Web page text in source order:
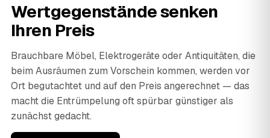
Wertgegenstände senken
Ihren Preis
Brauchbare Möbel, Elektrogeräte oder Antiquitäten, die
beim Ausräumen zum Vorschein kommen, werden vor
Ort begutachtet und auf den Preis angerechnet — das
macht die Entrümpelung oft spürbar günstiger als
zunächst gedacht.